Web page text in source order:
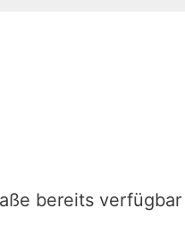
bereits verfügbar